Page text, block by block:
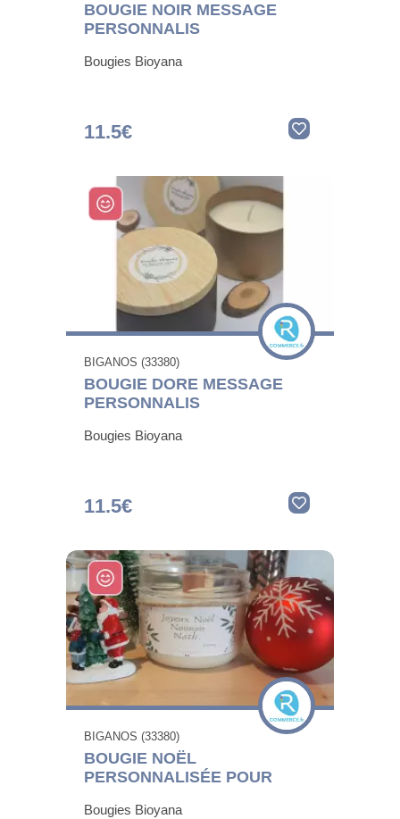
BOUGIE NOIR MESSAGE
PERSONNALIS
Bougies Bioyana
11.5€
BIGANOS (33380)
BOUGIE DORE MESSAGE
PERSONNALIS
Bougies Bioyana
11.5€
BIGANOS (33380)
BOUGIE NOËL
PERSONNALISÉE POUR
Bougies Bioyana